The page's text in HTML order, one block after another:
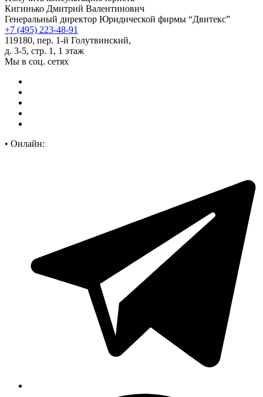
Кигинько Дмитрий Валентинович
Генеральный директор Юридической фирмы “Двитекс”
+7 (495) 223-48-91
119180, пер. 1-й Голутвинский,
д. 3-5, стр. 1, 1 этаж
Мы в соц. сетях
• Онлайн: